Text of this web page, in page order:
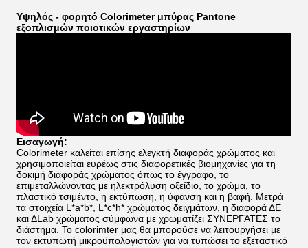
Υψηλός - φορητό Colorimeter μπύρας Pantone
εξοπλισμών ποιοτικών εργαστηρίων
Εισαγωγή:
Colorimeter καλείται επίσης ελεγκτή διαφοράς χρώματος και
χρησιμοποιείται ευρέως στις διαφορετικές βιομηχανίες για τη
δοκιμή διαφοράς χρώματος όπως το έγγραφο, το
επιμεταλλώνοντας με ηλεκτρόλυση οξείδιο, το χρώμα, το
πλαστικό τσιμέντο, η εκτύπωση, η ύφανση και η βαφή. Μετρά
τα στοιχεία L*a*b*, L*c*h* χρώματος δειγμάτων, η διαφορά ΔE
και ΔLab χρώματος σύμφωνα με χρωματίζει ΣΥΝΕΡΓΆΤΕΣ το
διάστημα. Το colorimter μας θα μπορούσε να λειτουργήσει με
τον εκτυπωτή μικροϋπολογιστών για να τυπώσει το εξεταστικό